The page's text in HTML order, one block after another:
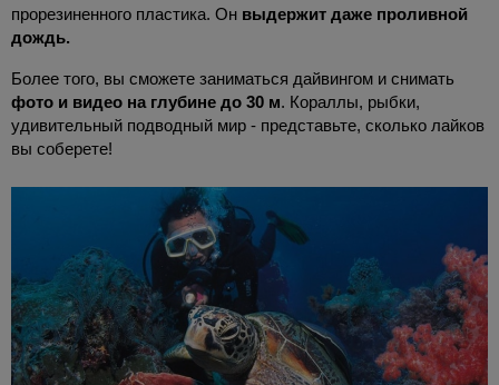
прорезиненного пластика. Он выдержит даже проливной
дождь.
Более того, вы сможете заниматься дайвингом и снимать
фото и видео на глубине до 30 м. Кораллы, рыбки,
удивительный подводный мир - представьте, сколько лайков
вы соберете!